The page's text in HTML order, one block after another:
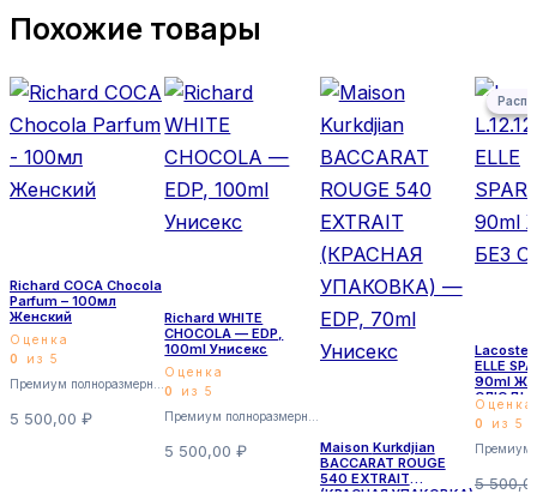
Похожие товары
Richard COCA Chocola
Parfum – 100мл
Женский
Оценка
0
из 5
5 500,00 ₽
Richard WHITE
CHOCOLA — EDP,
100ml Унисекс
Оценка
0
из 5
5 500,00₽
Maison Kurkdjian
BACCARAT ROUGE
540 EXTRAIT
Lacoste
ELLE
90ml
СЛЮДЫ
Оценка
0
из 5
5